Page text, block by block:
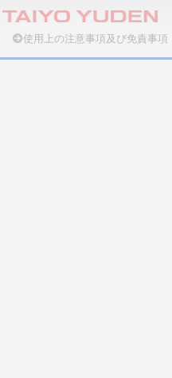
使用上の注意事項及び免責事項